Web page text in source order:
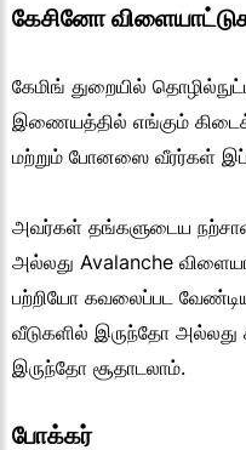
கேசினோ
கேமிங் துறையில்
இணையத்தில் எங்கும்
மற்றும் போனஸை வீரர்கள்
அவர்கள் தங்களுடைய
அல்லது Avalanche
பற்றியோ கவலைப்பட
வீடுகளில் இருந்தோ அல்லது
இருந்தோ சூதாடலாம்.
போக்கர்